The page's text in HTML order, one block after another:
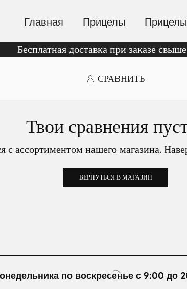
Главная Прицелы
Бесплатная доставка при заказе
СРАВНИТЬ
Твои сравнения
с ассортиментом нашего магазина.
ВЕРНУТЬСЯ В МАГАЗИН
по воскресенье с 9:00 до